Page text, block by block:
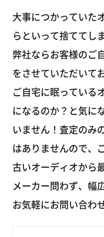
大事につかっていた
らといって捨ててし
弊社ならお客様のご
をさせていただいて
ご自宅に眠っている
になるのか？と気に
いません！査定のみ
はありませんので、
古いオーディオから
メーカー問わず、幅
お気軽にお問い合わ